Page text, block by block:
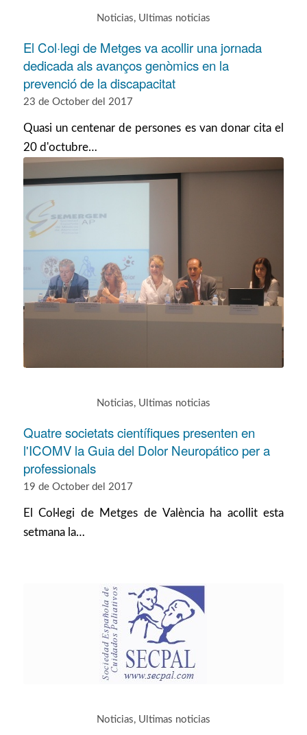
Noticias, Ultimas noticias
El Col·legi de Metges va acollir una jornada
dedicada als avanços genòmics en la
prevenció de la discapacitat
23 de October del 2017
Quasi un centenar de persones es van donar cita el
20 d'octubre…
Noticias, Ultimas noticias
Quatre societats científiques presenten en
l'ICOMV la Guia del Dolor Neuropático per a
professionals
19 de October del 2017
El Col·legi de Metges de València ha acollit esta
setmana la…
Noticias, Ultimas noticias